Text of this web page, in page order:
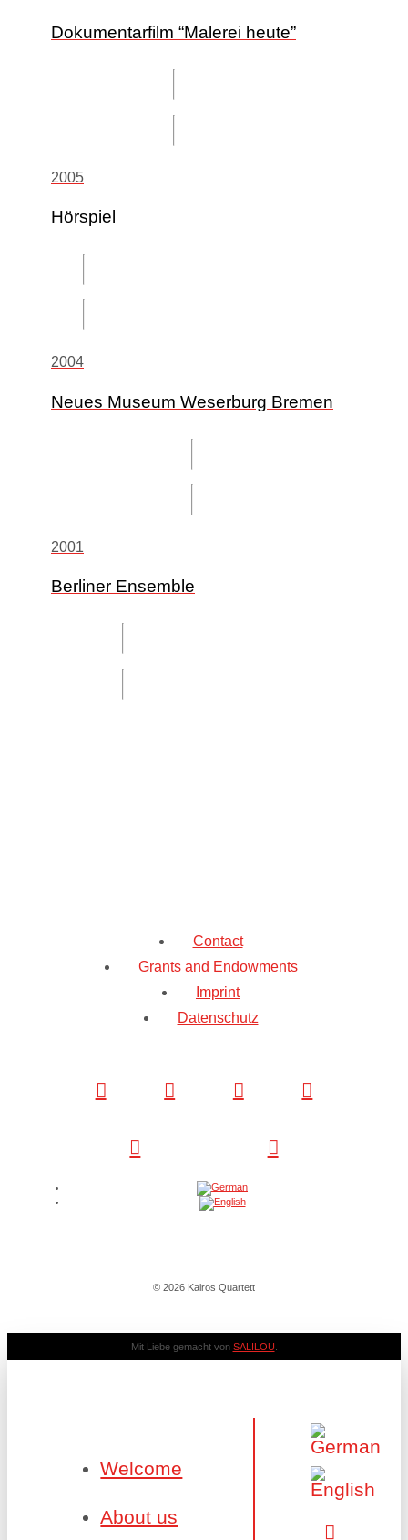
Dokumentarfilm “Malerei heute”
2005
Hörspiel
2004
Neues Museum Weserburg Bremen
2001
Berliner Ensemble
Contact
Grants and Endowments
Imprint
Datenschutz
© 2026 Kairos Quartett
Mit Liebe gemacht von SALILOU
Welcome
About us